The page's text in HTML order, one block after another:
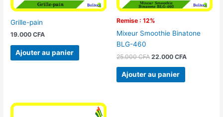
Grille-pain
19.000CFA
Ajouter au panier
Remise : 12%
Mixeur Smoothie Binatone
BLG-460
25.000CFA 22.000 CFA
Ajouter au panier